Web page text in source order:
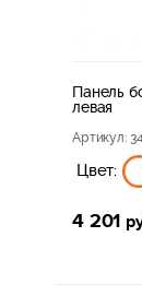
Панель
левая
Артикул:
Цвет:
4 201